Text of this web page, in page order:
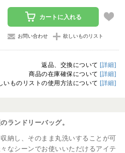
カートに入れる
お問い合わせ 欲しいものリスト
返品、交換について [詳細]
商品の在庫確保について [詳細]
いものリストの使用方法について [詳細]
ランドリーバッグ。
納し、そのまま丸洗いすることが可
なシーンでお使いいただけるアイテ